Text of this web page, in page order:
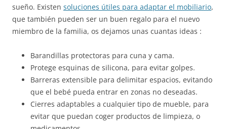
sueño. Existen soluciones útiles para adaptar el mobiliario,
que también pueden ser un buen regalo para el nuevo
miembro de la familia, os dejamos unas cuantas ideas :
Barandillas protectoras para cuna y cama.
Protege esquinas de silicona, para evitar golpes.
Barreras extensible para delimitar espacios, evitando
que el bebé pueda entrar en zonas no deseadas.
Cierres adaptables a cualquier tipo de mueble, para
evitar que puedan coger productos de limpieza, o